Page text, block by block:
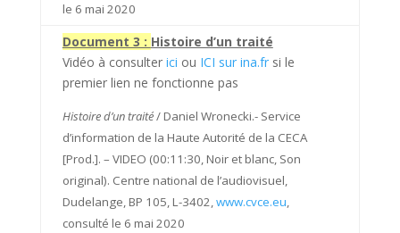
le 6 mai 2020
Document 3 : Histoire d’un traité
Vidéo à consulter ici ou ICI sur ina.frsi le
premier lien ne fonctionne pas
Histoire d’un traité/ Daniel Wronecki.- Service
d’information de la Haute Autorité de la CECA
[Prod.]. – VIDEO (00:11:30, Noir et blanc, Son
original). Centre national de l’audiovisuel,
Dudelange, BP 105, L-3402,www.cvce.eu,
consulté le 6 mai 2020